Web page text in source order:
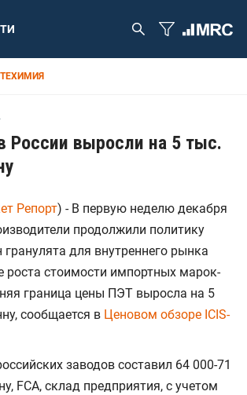
России выросли на 5 тыс.
Репорт) - В первую неделю декабря
продолжили политику
для внутреннего рынка
роста стоимости импортных марок-
граница цены ПЭТ выросла на 5
сообщается в Ценовом обзоре ICIS-
заводов составил 64 000-71
FCA, склад предприятия, с учетом